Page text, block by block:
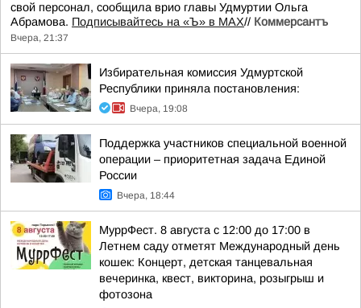
свой персонал, сообщила врио главы Удмуртии Ольга
Абрамова. Подписывайтесь на «Ъ» в MAX// Коммерсантъ
Вчера, 21:37
Избирательная комиссия Удмуртской
Республики приняла постановления:
Вчера, 19:08
Поддержка участников специальной военной
операции – приоритетная задача Единой
России
Вчера, 18:44
МуррФест. 8 августа с 12:00 до 17:00 в
Летнем саду отметят Международный день
кошек: Концерт, детская танцевальная
вечеринка, квест, викторина, розыгрыш и
фотозона